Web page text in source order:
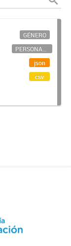
GÉNERO
PERSONAL CIENTÍFICO-TECNOLÓGICO
json
csv